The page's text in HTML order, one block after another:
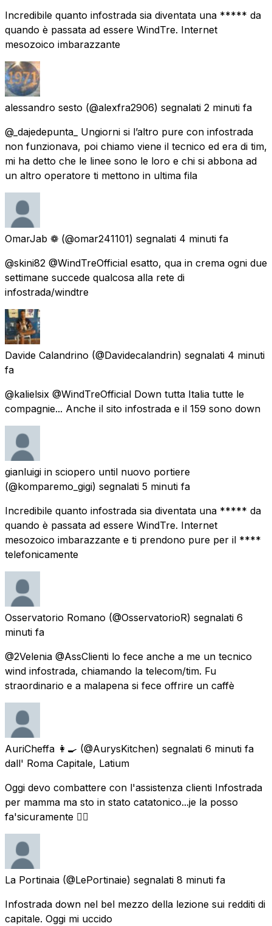
Incredibile quanto infostrada sia diventata una ***** da
quando è passata ad essere WindTre. Internet
mesozoico imbarazzante
alessandro sesto (@alexfra2906) segnalati 2 minuti fa
@_dajedepunta_ Ungiorni si l’altro pure con infostrada
non funzionava, poi chiamo viene il tecnico ed era di tim,
mi ha detto che le linee sono le loro e chi si abbona ad
un altro operatore ti mettono in ultima fila
OmarJab ❁ (@omar241101) segnalati 4 minuti fa
@skini82 @WindTreOfficial esatto, qua in crema ogni due
settimane succede qualcosa alla rete di
infostrada/windtre
Davide Calandrino (@Davidecalandrin) segnalati 4 minuti
fa
@kalielsix @WindTreOfficial Down tutta Italia tutte le
compagnie... Anche il sito infostrada e il 159 sono down
gianluigi in sciopero until nuovo portiere
(@komparemo_gigi) segnalati 5 minuti fa
Incredibile quanto infostrada sia diventata una ***** da
quando è passata ad essere WindTre. Internet
mesozoico imbarazzante e ti prendono pure per il ****
telefonicamente
Osservatorio Romano (@OsservatorioR) segnalati 6
minuti fa
@2Velenia @AssClienti lo fece anche a me un tecnico
wind infostrada, chiamando la telecom/tim. Fu
straordinario e a malapena si fece offrire un caffè
AuriCheffa 👩‍🍳 (@AurysKitchen) segnalati 6 minuti fa
dall' Roma Capitale, Latium
Oggi devo combattere con l'assistenza clienti Infostrada
per mamma ma sto in stato catatonico...je la posso
fa'sicuramente 😮‍💨
La Portinaia (@LePortinaie) segnalati 8 minuti fa
Infostrada down nel bel mezzo della lezione sui redditi di
capitale. Oggi mi uccido